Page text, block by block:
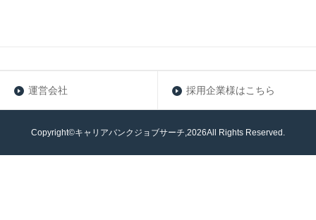
運営会社 採用企業様はこちら
Copyright©キャリアバンクジョブサーチ,2026All Rights Reserved.